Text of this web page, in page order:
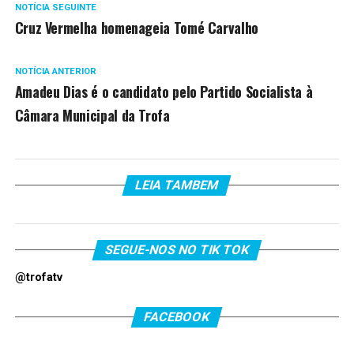
NOTÍCIA SEGUINTE
Cruz Vermelha homenageia Tomé Carvalho
NOTÍCIA ANTERIOR
Amadeu Dias é o candidato pelo Partido Socialista à
Câmara Municipal da Trofa
LEIA TAMBEM
SEGUE-NOS NO TIK TOK
@trofatv
FACEBOOK